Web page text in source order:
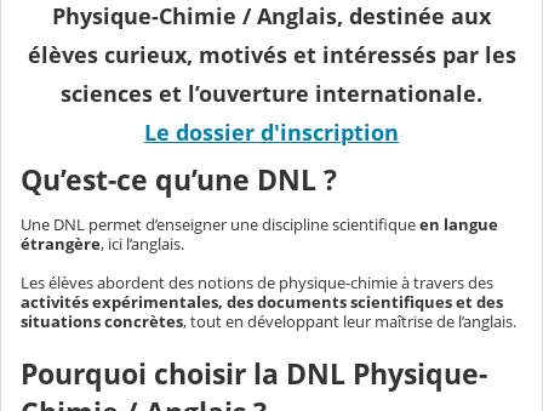
Physique-Chimie / Anglais, destinée aux
élèves curieux, motivés et intéressés par les
sciences et l’ouverture internationale.
Le dossier d'inscription
Qu’est-ce qu’une DNL ?
Une DNL permet d’enseigner une discipline scientifiqueen langue
étrangère, ici l’anglais.
Les élèves abordent des notions de physique-chimie à travers des
activités expérimentales, des documents scientifiques et des
situations concrètes, tout en développant leur maîtrise de l’anglais.
Pourquoi choisir la DNL Physique-